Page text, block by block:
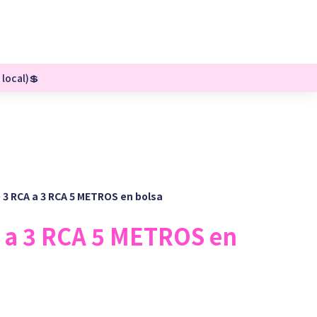
RCA a 3 RCA 5 METROS en bolsa
3 RCA 5 METROS en